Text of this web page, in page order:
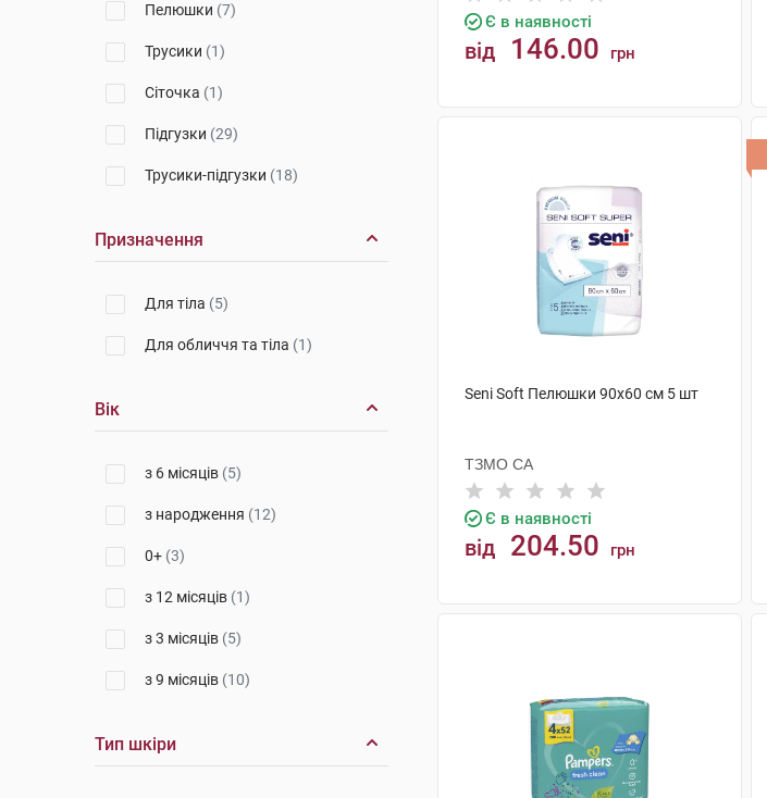
Пелюшки (7)
Трусики (1)
Сіточка (1)
Підгузки (29)
Трусики-підгузки (18)
Призначення
Для тіла (5)
Для обличчя та тіла (1)
Вік
з 6 місяців (5)
з народження (12)
0+ (3)
з 12 місяців (1)
з 3 місяців (5)
з 9 місяців (10)
Тип шкіри
Є в наявності
від 146.00 грн
Seni Soft Пелюшки 90х60 см 5 шт
ТЗМО СА
Є в наявності
від 204.50 грн